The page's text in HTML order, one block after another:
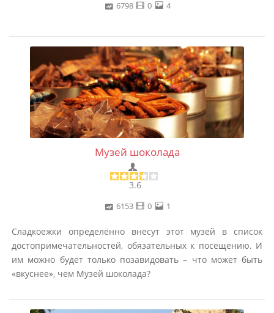
6798 0 4
Музей шоколада
3.6
6153 0 1
Сладкоежки определённо внесут этот музей в список
достопримечательностей, обязательных к посещению. И
им можно будет только позавидовать – что может быть
«вкуснее», чем Музей шоколада?